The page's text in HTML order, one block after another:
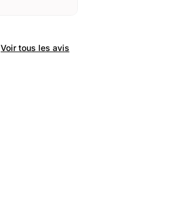
Voir tous les avis